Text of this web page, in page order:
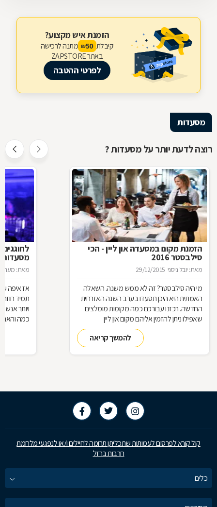
הזמנת איש מקצוע?
קיבלת 50
₪ מתנה לרכישה
באתר ZAPSTORE
לפרטי ההטבה
מסעדות
רוצה לדעת יותר על מסעדות ?
הזמנת מקום במסעדה און ליין - הכי
סילבסטר 2016
מאת: יובל ניסני 29/12/2015
מי היה סילבסטר? זה לא ממש משנה. השאלה
האמתית היא היכן תסעדו בערב השנה האזרחית
החדשה. רכזנו עבורכם כמה מקומות מומלצים
שאפילו ניתן להזמין אליהם מקום און ליין
להמשך קריאה
מסעדות
מאת:
אז איפה
תמיד
ויותר
כמה והאם
קול קורא לפרסום לעמותות שתכליתן תרומה לחיילים ו/או לנפגעי מלחמת
חרבות ברזל
כלים